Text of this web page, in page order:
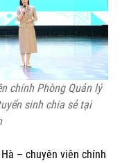
chính Phòng Quản lý
sinh chia sẻ tại
– chuyên viên chính